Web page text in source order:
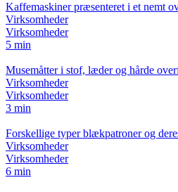
Kaffemaskiner præsenteret i et nemt
Virksomheder
Virksomheder
5 min
Musemåtter i stof, læder og hårde
Virksomheder
Virksomheder
3 min
Forskellige typer blækpatroner og
Virksomheder
Virksomheder
6 min